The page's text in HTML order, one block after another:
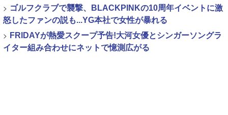
> ゴルフクラブで襲撃、BLACKPINKの10周年イベントに激
怒したファンの説も...YG本社で女性が暴れる
> FRIDAYが熱愛スクープ予告!大河女優とシンガーソングラ
イター組み合わせにネットで憶測広がる